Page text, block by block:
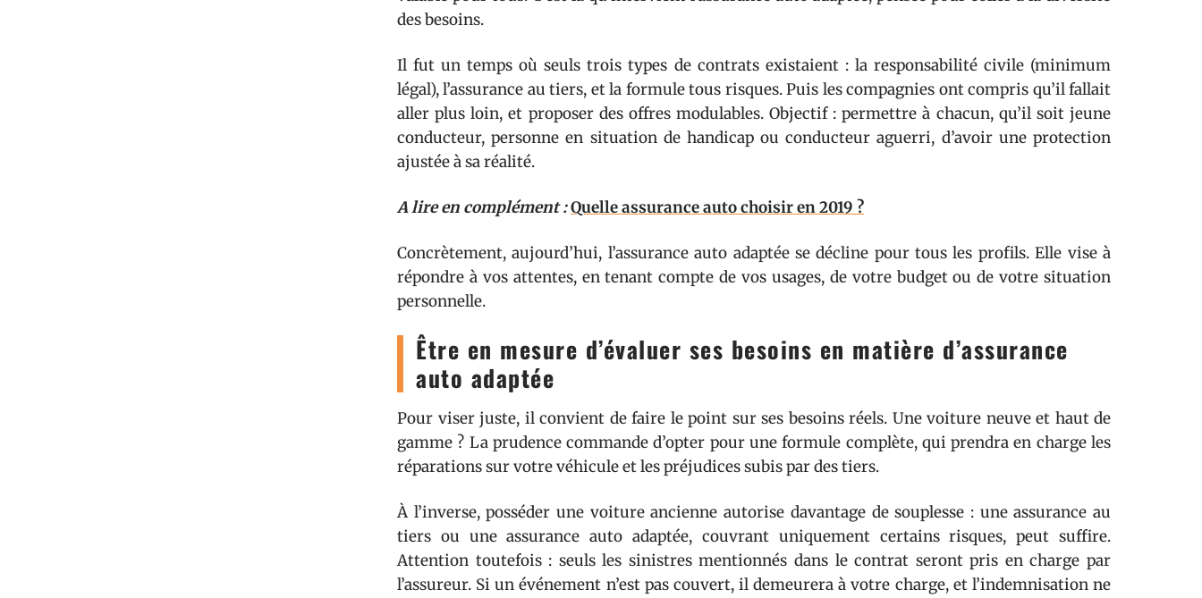
des besoins.
Il fut un temps où seuls trois types de contrats existaient : la responsabilité civile (minimum
légal), l’assurance au tiers, et la formule tous risques. Puis les compagnies ont compris qu’il fallait
aller plus loin, et proposer des offres modulables. Objectif : permettre à chacun, qu’il soit jeune
conducteur, personne en situation de handicap ou conducteur aguerri, d’avoir une protection
ajustée à sa réalité.
A lire en complément :Quelle assurance auto choisir en 2019 ?
Concrètement, aujourd’hui, l’assurance auto adaptée se décline pour tous les profils. Elle vise à
répondre à vos attentes, en tenant compte de vos usages, de votre budget ou de votre situation
personnelle.
Être en mesure d’évaluer ses besoins en matière d’assurance
auto adaptée
Pour viser juste, il convient de faire le point sur ses besoins réels. Une voiture neuve et haut de
gamme ? La prudence commande d’opter pour une formule complète, qui prendra en charge les
réparations sur votre véhicule et les préjudices subis par des tiers.
À l’inverse, posséder une voiture ancienne autorise davantage de souplesse : une assurance au
tiers ou une assurance auto adaptée, couvrant uniquement certains risques, peut suffire.
Attention toutefois : seuls les sinistres mentionnés dans le contrat seront pris en charge par
l’assureur. Si un événement n’est pas couvert, il demeurera à votre charge, et l’indemnisation ne